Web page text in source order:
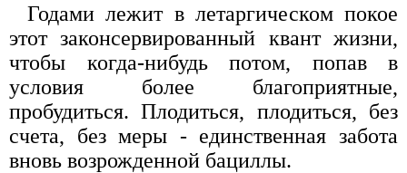
Годами лежит в летаргическом покое
этот законсервированный квант жизни,
чтобы когда-нибудь потом, попав в
условия более благоприятные,
пробудиться. Плодиться, плодиться, без
счета, без меры - единственная забота
вновь возрожденной бациллы.